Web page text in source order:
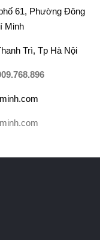
61, Phường Đông
Minh
Trì, Tp Hà Nội